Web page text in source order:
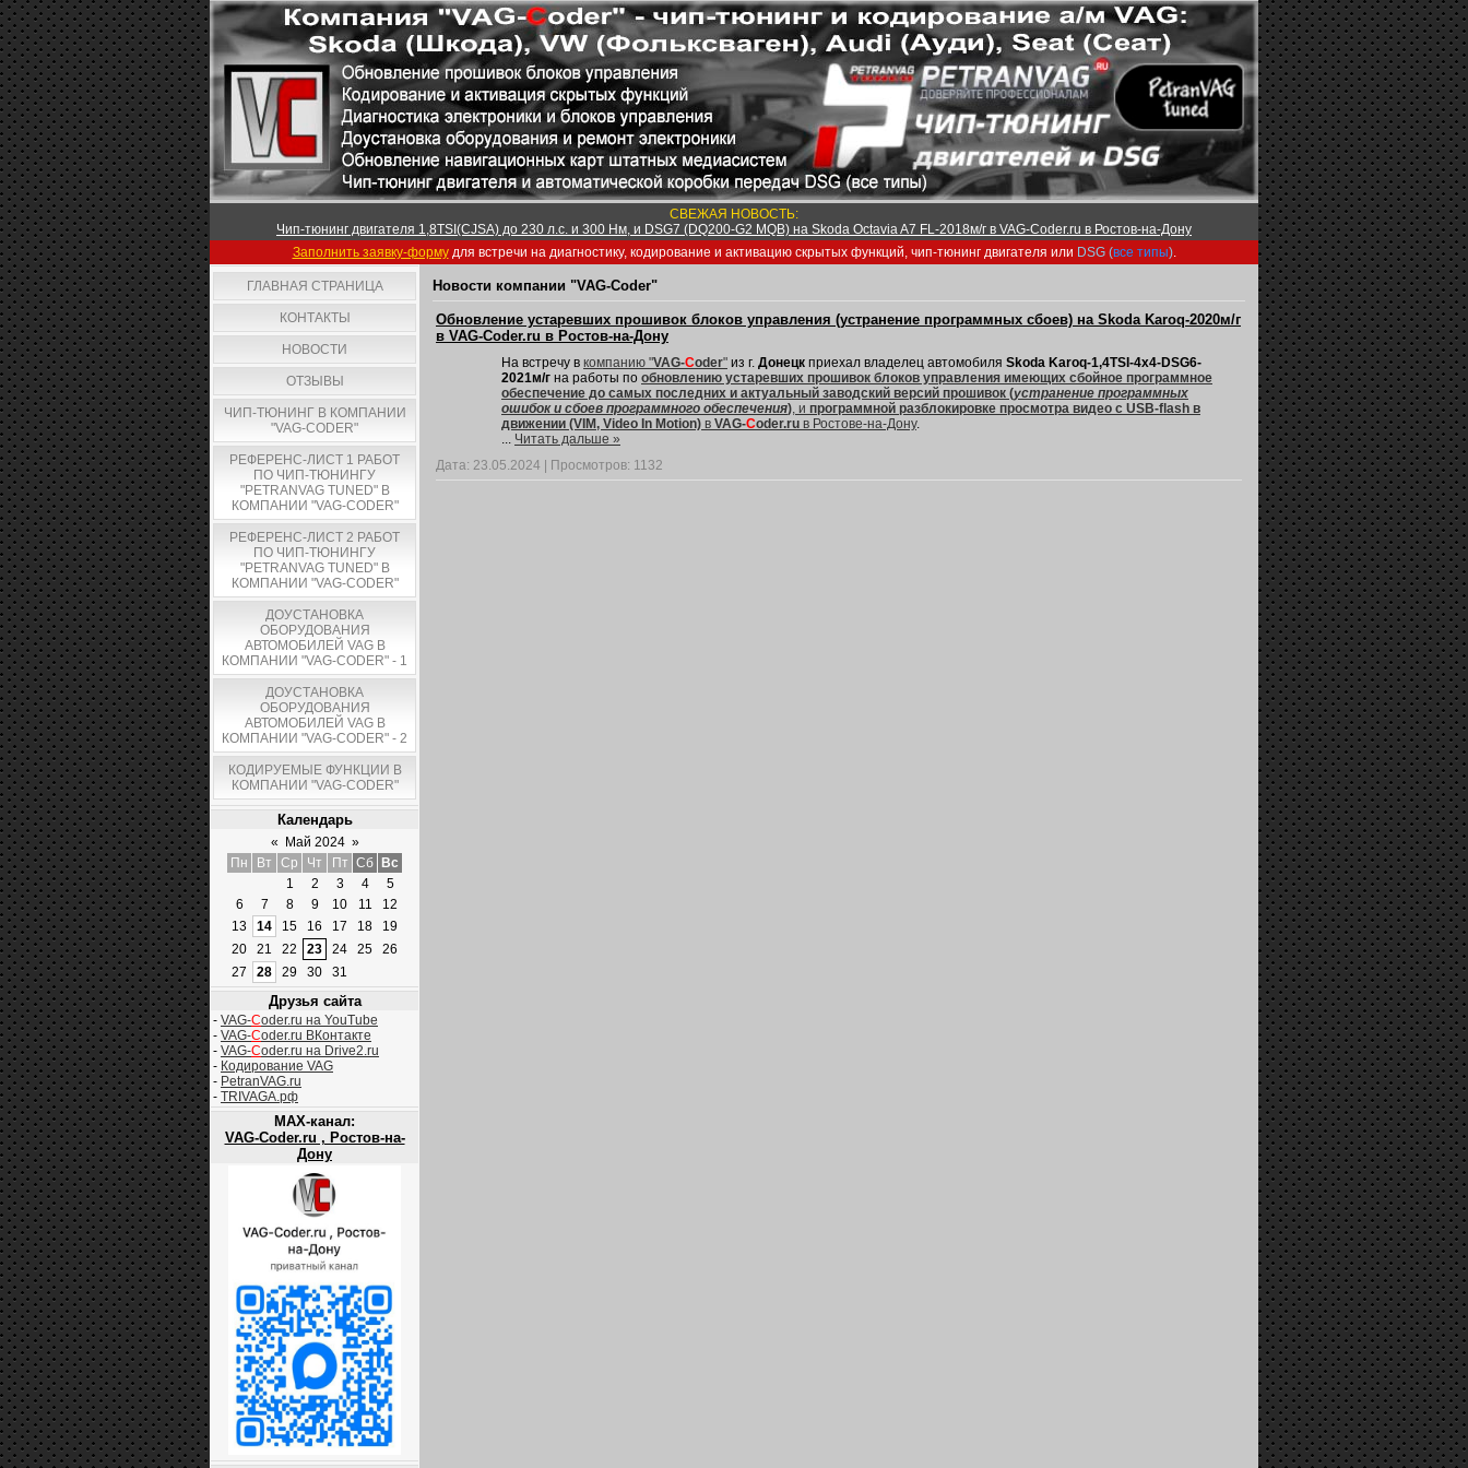
СВЕЖАЯ НОВОСТЬ:
Чип-тюнинг двигателя 1,8TSI(CJSA) до 230 л.с. и 300 Нм, и DSG7 (DQ200-G2 MQB) на Skoda Octavia A7 FL-2018м/г в VAG-Coder.ru в Ростов-на-Дону
Заполнить заявку-формудля встречи на диагностику, кодирование и активацию скрытых функций, чип-тюнинг двигателя или DSG (все типы).
ГЛАВНАЯ СТРАНИЦА
КОНТАКТЫ
НОВОСТИ
ОТЗЫВЫ
ЧИП-ТЮНИНГ В КОМПАНИИ
"VAG-CODER"
РЕФЕРЕНС-ЛИСТ 1 РАБОТ
ПО ЧИП-ТЮНИНГУ
"PETRANVAG TUNED" В
КОМПАНИИ "VAG-CODER"
РЕФЕРЕНС-ЛИСТ 2 РАБОТ
ПО ЧИП-ТЮНИНГУ
"PETRANVAG TUNED" В
КОМПАНИИ "VAG-CODER"
ДОУСТАНОВКА
ОБОРУДОВАНИЯ
АВТОМОБИЛЕЙ VAG В
КОМПАНИИ "VAG-CODER" - 1
ДОУСТАНОВКА
ОБОРУДОВАНИЯ
АВТОМОБИЛЕЙ VAG В
КОМПАНИИ "VAG-CODER" - 2
КОДИРУЕМЫЕ ФУНКЦИИ В
КОМПАНИИ "VAG-CODER"
Календарь
« Май 2024 »
Пн
Вт Ср Чт Пт Сб
Вс
1
2 3 4
5
6
7 8 9 10 11
12
13
14 15 16 17 18
19
20
21 22 23 24 25
26
27
28 29 30 31
Друзья сайта
- VAG-Coder.ru на YouTube
- VAG-Coder.ru ВКонтакте
- VAG-Coder.ru на Drive2.ru
- Кодирование VAG
- PetranVAG.ru
- TRIVAGA.рф
MAX-канал:
VAG-Coder.ru , Ростов-на-
Дону
Новости компании "VAG-Coder"
Обновление устаревших прошивок блоков управления (устранение программных сбоев) на Skoda Karoq-2020м/г
в VAG-Coder.ru в Ростов-на-Дону
На встречу в компанию "VAG-Coder" из г. Донецк приехал владелец автомобиля Skoda Karoq-1,4TSI-4х4-DSG6-
2021м/г на работы по обновлению устаревших прошивок блоков управления имеющих сбойное программное
обеспечение до самых последних и актуальный заводский версий прошивок (устранение программных
ошибок и сбоев программного обеспечения), и программной разблокировке просмотра видео с USB-flash в
движении (VIM, Video In Motion) в VAG-Coder.ru в Ростове-на-Дону.
... Читать дальше »
Дата: 23.05.2024 Просмотров: 1132